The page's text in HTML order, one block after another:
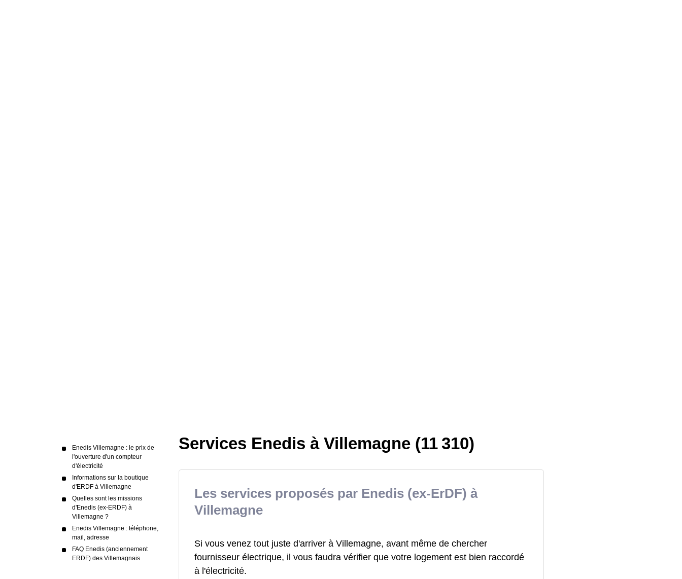
Enedis Villemagne : le prix de
l'ouverture d'un compteur
d'électricité
Informations sur la boutique
d'ERDF à Villemagne
Quelles sont les missions
d'Enedis (ex-ERDF) à
Villemagne ?
Enedis Villemagne : téléphone,
mail, adresse
FAQ Enedis (anciennement
ERDF) des Villemagnais
Services Enedis à Villemagne (11 310)
Les services proposés par Enedis (ex-ErDF) à
Villemagne
Si vous venez tout juste d'arriver à Villemagne, avant même de chercher
fournisseur électrique, il vous faudra vérifier que votre logement est bien raccordé
à l'électricité.